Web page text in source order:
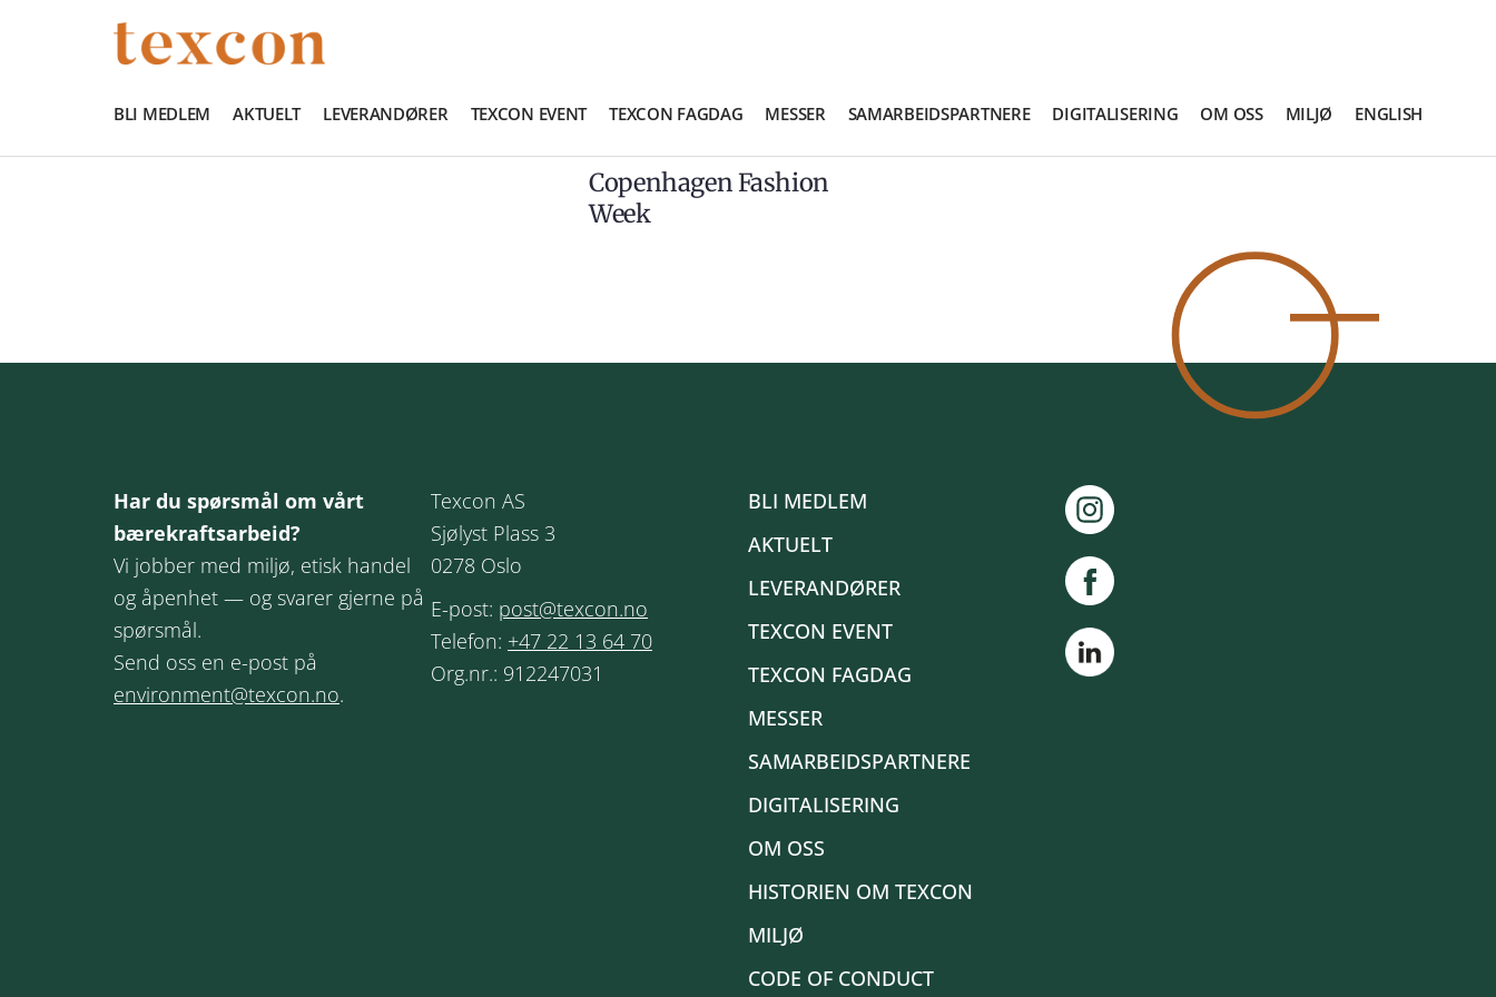
BLI MEDLEM AKTUELT LEVERANDØRER TEXCON EVENT TEXCON FAGDAG MESSER SAMARBEIDSPARTNERE DIGITALISERING OM OSS MILJØ ENGLISH
Copenhagen Fashion
Week
Har du spørsmål om vårt
bærekraftsarbeid?
Vi jobber med miljø, etisk handel
og åpenhet — og svarer gjerne på
spørsmål.
Send oss en e-post på
environment@texcon.no.
Texcon AS
Sjølyst Plass 3
0278 Oslo
E-post: post@texcon.no
Telefon: +47 22 13 64 70
Org.nr.: 912247031
BLI MEDLEM
AKTUELT
LEVERANDØRER
TEXCON EVENT
TEXCON FAGDAG
MESSER
SAMARBEIDSPARTNERE
DIGITALISERING
OM OSS
HISTORIEN OM TEXCON
MILJØ
CODE OF CONDUCT